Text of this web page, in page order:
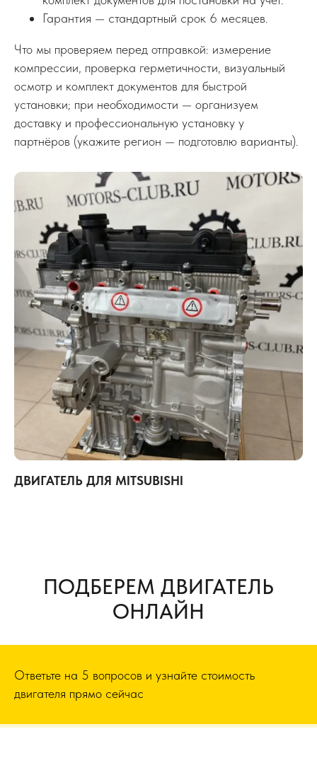
Гарантия — стандартный срок 6 месяцев.
Что мы проверяем перед отправкой: измерение
компрессии, проверка герметичности, визуальный
осмотр и комплект документов для быстрой
установки; при необходимости — организуем
доставку и профессиональную установку у
партнёров (укажите регион — подготовлю варианты).
ДВИГАТЕЛЬ ДЛЯ MITSUBISHI
ПОДБЕРЕМ ДВИГАТЕЛЬ
ОНЛАЙН
Ответьте на 5 вопросов и узнайте стоимость
двигателя прямо сейчас